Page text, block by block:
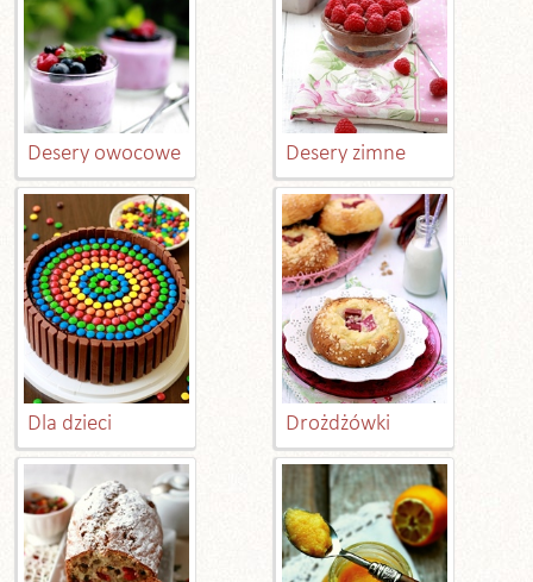
Desery owocowe Desery zimne
Dla dzieci Drożdżówki